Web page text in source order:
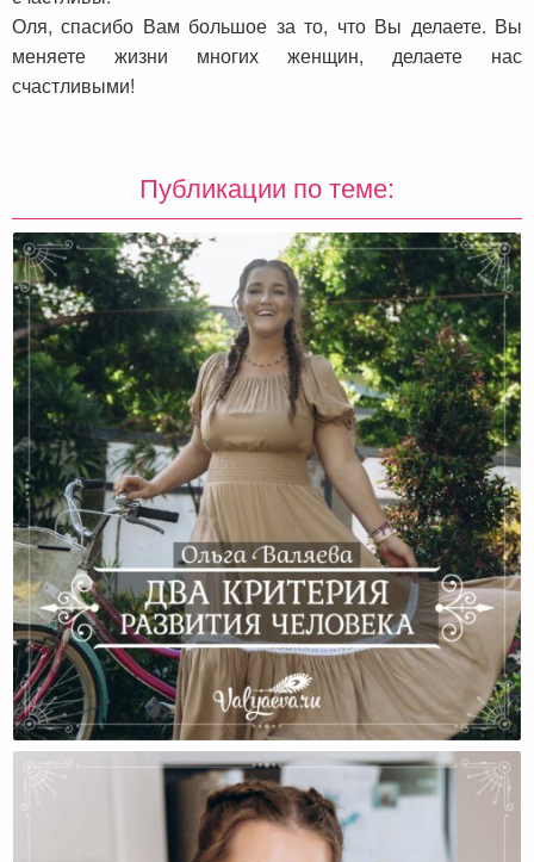
Оля, спасибо Вам большое за то, что Вы делаете. Вы
меняете жизни многих женщин, делаете нас
счастливыми!
Публикации по теме:
Два Критерия Развития Человека